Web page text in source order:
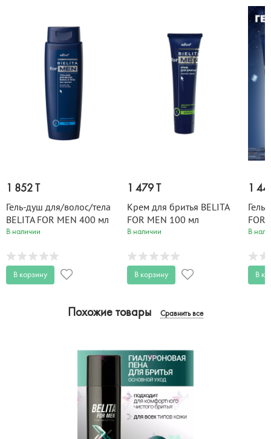
1 852 T
Гель-душ для/волос/тела
BELITA FOR MEN 400 мл
В наличии
В корзину
1 479 T
Крем для бритья BELITA
FOR MEN 100 мл
В наличии
В корзину
1
Гель
FOR
В
В
Похожие товары Сравнить все